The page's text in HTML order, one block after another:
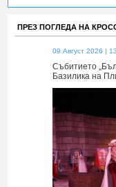
ПРЕЗ ПОГЛЕДА НА
09 Август 2026 |
Събитието
Базилика на